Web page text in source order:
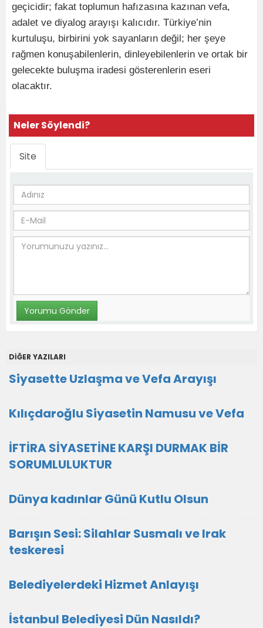
geçicidir; fakat toplumun hafızasına kazınan vefa,
adalet ve diyalog arayışı kalıcıdır. Türkiye’nin
kurtuluşu, birbirini yok sayanların değil; her şeye
rağmen konuşabilenlerin, dinleyebilenlerin ve ortak bir
gelecekte buluşma iradesi gösterenlerin eseri
olacaktır.
Neler Söylendi?
Site
DİĞER YAZILARI
Siyasette Uzlaşma ve Vefa Arayışı
Kılıçdaroğlu Siyasetin Namusu ve Vefa
İFTİRA SİYASETİNE KARŞI DURMAK BİR
SORUMLULUKTUR
Dünya kadınlar Günü Kutlu Olsun
Barışın Sesi: Silahlar Susmalı ve Irak
teskeresi
Belediyelerdeki Hizmet Anlayışı
İstanbul Belediyesi Dün Nasıldı?